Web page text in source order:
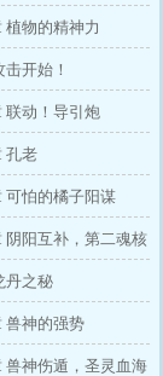
植物的精神力
开始！
联动！导引炮
孔老
可怕的橘子阳谋
阴阳互补，第二魂核
丹之秘
兽神的强势
兽神伤遁，圣灵血海